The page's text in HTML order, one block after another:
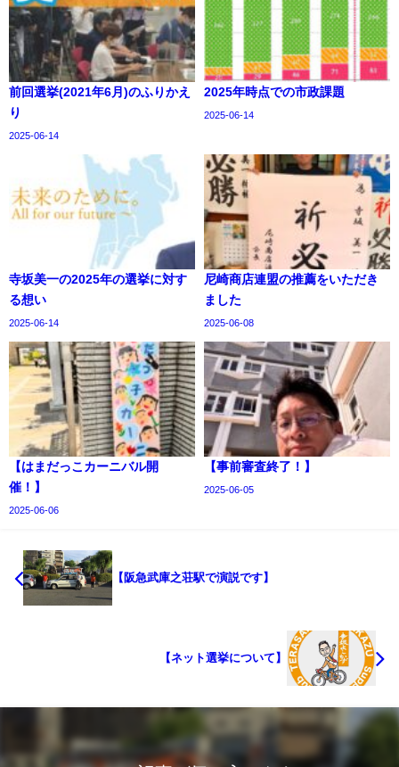
前回選挙(2021年6月)のふりかえ
り
2025-06-14
2025年時点での市政課題
2025-06-14
寺坂美一の2025年の選挙に対す
る想い
2025-06-14
尼崎商店連盟の推薦をいただき
ました
2025-06-08
【はまだっこカーニバル開
催！】
2025-06-06
【事前審査終了！】
2025-06-05
【阪急武庫之荘駅で演説です】
【ネット選挙について】